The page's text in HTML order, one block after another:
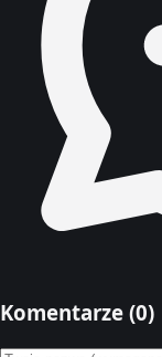
Komentarze (0)